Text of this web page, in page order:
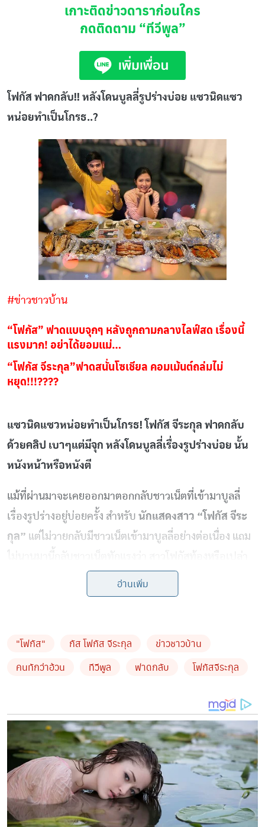
เกาะติดข่าวดาราก่อนใคร
กดติดตาม “ทีวีพูล”
โฟกัส ฟาดกลับ!! หลังโดนบูลลี่รูปร่างบ่อย แซวนิดแซว
หน่อยทำเป็นโกรธ..?
#ข่าวชาวบ้าน
“โฟกัส” ฟาดแบบจุกๆ หลังถูกถามกลางไลฟ์สด เรื่องนี้
แรงมาก! อย่าได้ยอมแม่…
“โฟกัส จีระกุล”ฟาดสนั่นโซเชียล คอมเม้นต์ถล่มไม่
หยุด!!!????
แซวนิดแซวหน่อยทำเป็นโกรธ! โฟกัส จีระกุล ฟาดกลับ
ด้วยคลิป เบาๆแต่มีจุก หลังโดนบูลลี่เรื่องรูปร่างบ่อย นั้น
หนังหน้าหรือหนังตี
แม้ที่ผ่านมาจะเคยออกมาตอกกลับชาวเน็ตที่เข้ามาบูลลี่
เรื่องรูปร่างอยู่บ่อยครั้ง สำหรับ นักแสดงสาว “โฟกัส จีระ
กุล” แต่ไม่วายกลับมีชาวเน็ตเข้ามาบูลลี่อย่างต่อเนื่อง แถม
จนแฟนหนุ่ม เจมส์ กิจเกษม แมคแฟดเดน หรือ (เจมส์ BOY)
ล่าสุด (29 เมษายน 2565) อินสตาแกรมของ “โฟกัส จีระ
กุล” ออกมาโพสต์คลิปวิดีโอที่เธอเองได้เล่นติ๊กต็อกฟาด
กลับแบบเบาๆแต่เจ็บจี๊ดถึงคนที่แซวเรื่องรูปร่าง โดยมี
ใจความว่า
“มีคนแซวว่านั้น หุ่นหรือโอ่ง กูก็เลยแซวกลับ
นั้นหนังหน้าหรือหนังตี_โกรธกูเฉย งงมากอิดอ_ ใจแคบ
อ่านเพิ่ม
"โฟกัส" กัส โฟกัส จีระกุล
ข่าวชาวบ้าน
คนทักว่าอ้วน
ทีวีพูล ฟาดกลับ โฟกัสจีระกุล